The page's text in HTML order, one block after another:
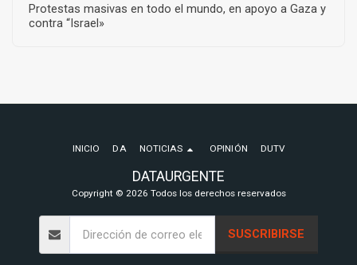
Protestas masivas en todo el mundo, en apoyo a Gaza y
contra “Israel»
DATAURGENTE
Copyright © 2026 Todos los derechos reservados
INICIO DA NOTICIAS OPINIÓN DUTV
SUSCRIBIRSE